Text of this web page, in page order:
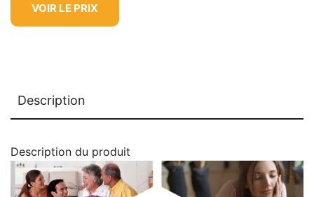
VOIR LE PRIX
Description
Description du produit